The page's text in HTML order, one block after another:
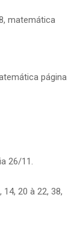
matemática
página
26/11.
20 à 22, 38,